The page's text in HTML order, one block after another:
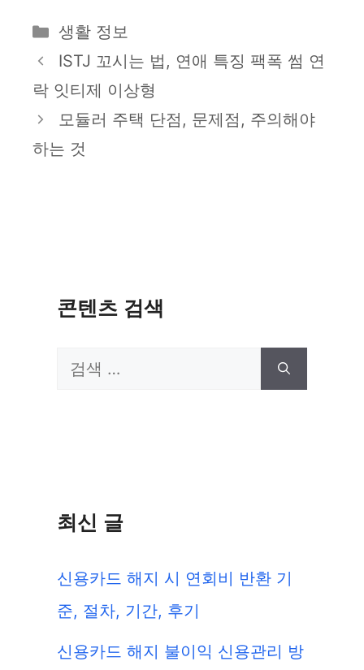
카
테
리
생활 정보
ISTJ 꼬시는 법, 연애 특징 팩폭 썸 연
락 잇티제 이상형
모듈러 주택 단점, 문제점, 주의해야
하는 것
콘텐츠 검색
검
최신 글
신용카드 해지 시 연회비 반환 기
준, 절차, 기간, 후기
신용카드 해지 불이익 신용관리 방